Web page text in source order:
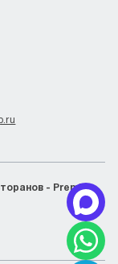
- Premier